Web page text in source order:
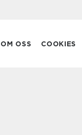
OM OSS COOKIES